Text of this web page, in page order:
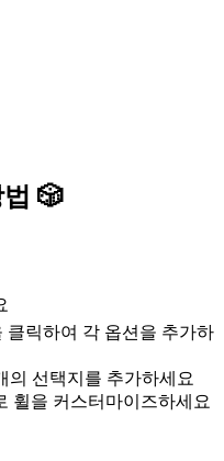
🎲
클릭하여 각 옵션을 추가하
의 선택지를 추가하세요
휠을 커스터마이즈하세요